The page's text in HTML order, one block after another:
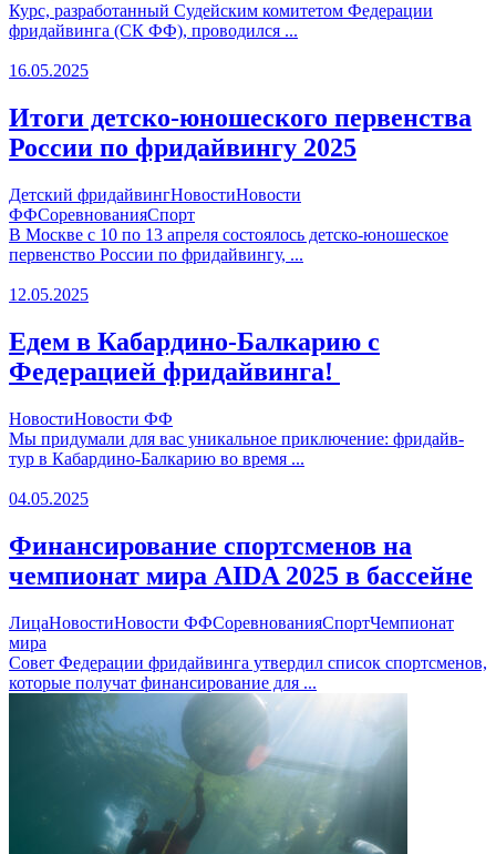
Курс, разработанный Судейским комитетом Федерации
фридайвинга (СК ФФ), проводился ...
16.05.2025
Итоги детско-юношеского первенства
России по фридайвингу 2025
Детский фридайвингНовостиНовости
ФФСоревнованияСпорт
В Москве с 10 по 13 апреля состоялось детско-юношеское
первенство России по фридайвингу, ...
12.05.2025
Едем в Кабардино-Балкарию с
Федерацией фридайвинга!
НовостиНовости ФФ
Мы придумали для вас уникальное приключение: фридайв-
тур в Кабардино-Балкарию во время ...
04.05.2025
Финансирование спортсменов на
чемпионат мира AIDA 2025 в бассейне
ЛицаНовостиНовости ФФСоревнованияСпортЧемпионат
мира
Совет Федерации фридайвинга утвердил список спортсменов,
которые получат финансирование для ...